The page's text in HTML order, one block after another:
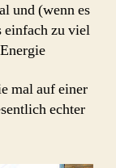
und (wenn es
einfach zu viel
mal auf einer
echter